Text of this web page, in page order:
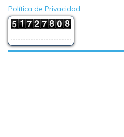
Política de Privacidad